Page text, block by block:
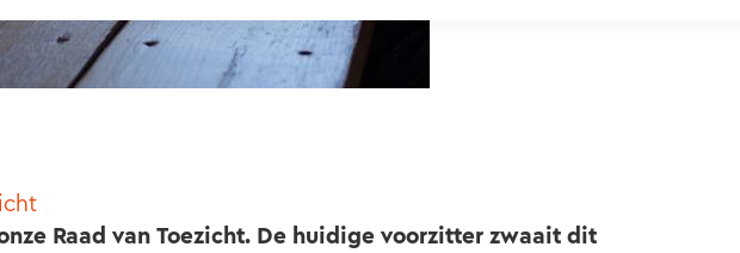
Raad van Toezicht. De huidige voorzitter zwaait dit